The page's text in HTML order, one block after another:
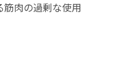
筋肉の過剰な使用